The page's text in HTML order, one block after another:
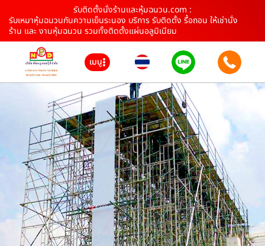
รับติดตั้งนั่งร้านและหุ้มฉนวน.com :
รับเหมาหุ้มฉนวนกันความเย็นระนอง บริการ รับติดตั้ง รื้อถอน ให้เช่านั่ง
ร้าน และ งานหุ้มฉนวน รวมทั้งติดตั้งแผ่นอลูมิเนียม
เมนู